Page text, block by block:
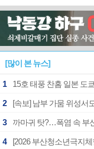
[많이 본 뉴스]
1 15호 태풍 찬홈 일본 도
2 [속보] 남부 가뭄 위성
3 까마귀 탓?…폭염 속 부
4